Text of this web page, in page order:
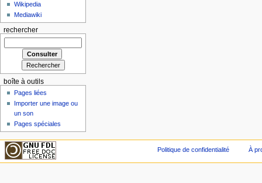
Wikipedia
Mediawiki
rechercher
boîte à outils
Pages liées
Importer une image ou
un son
Pages spéciales
Politique de confidentialité À